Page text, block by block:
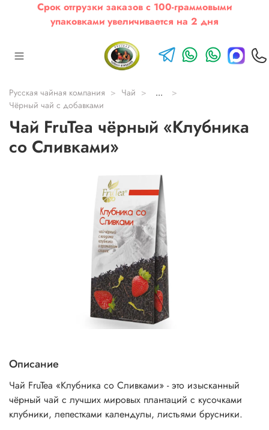
Срок отгрузки заказов с 100-граммовыми
упаковками увеличивается на 2 дня
Русская чайная компания Чай
...
Чёрный чай с добавками
Чай FruTea чёрный «Клубника
со Сливками»
Описание
Чай FruTea «Клубника со Сливками» - это изысканный
чёрный чай с лучших мировых плантаций с кусочками
клубники, лепестками календулы, листьями брусники.